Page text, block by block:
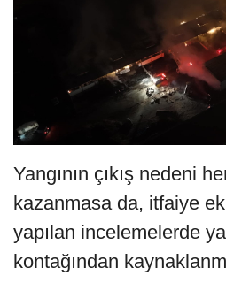
Yangının çıkış nedeni
kazanmasa da, itfaiye
yapılan incelemelerde
kontağından